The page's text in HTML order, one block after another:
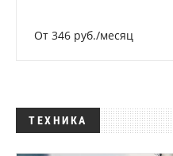
От 346 руб./месяц
ТЕХНИКА